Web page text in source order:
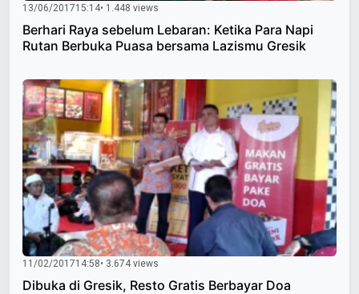
13/06/201715:14• 1.448 views
Berhari Raya sebelum Lebaran: Ketika Para Napi
Rutan Berbuka Puasa bersama Lazismu Gresik
11/02/201714:58• 3.674 views
Dibuka di Gresik, Resto Gratis Berbayar Doa